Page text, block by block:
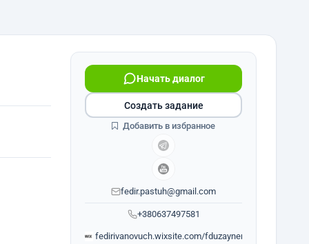
+380637497581
Начать диалог
fedir.pastuh@gmail.com
fedirivanovuch.wixsite.com/fduzayner
Создать задание
Добавить в избранное